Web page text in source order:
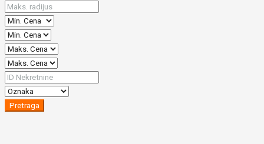
Pretraga